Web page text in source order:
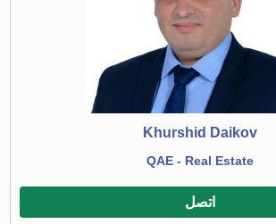
Khurshid Daikov
QAE - Real Estate
اتصل